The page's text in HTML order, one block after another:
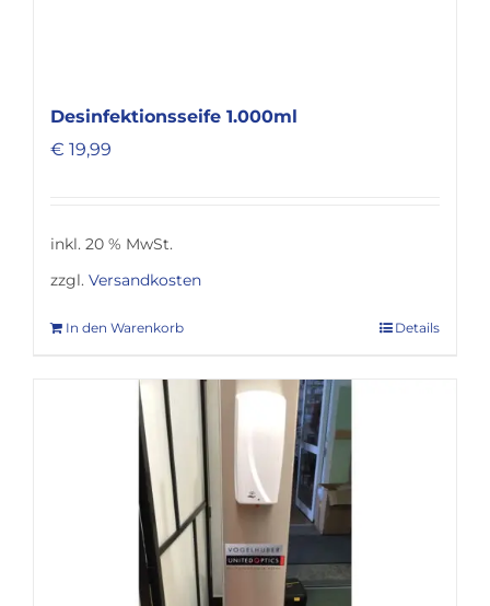
Desinfektionsseife 1.000ml
€ 19,99
inkl. 20 % MwSt.
zzgl. Versandkosten
In den Warenkorb Details